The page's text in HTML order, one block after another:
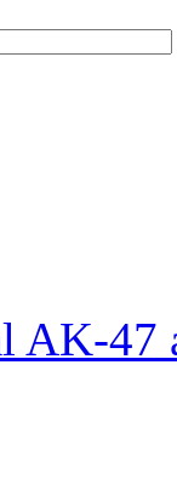
AK-47